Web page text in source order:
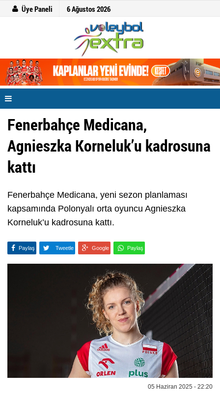
Üye Paneli 6 Ağustos 2026
Fenerbahçe Medicana,
Agnieszka Korneluk’u kadrosuna
kattı
Fenerbahçe Medicana, yeni sezon planlaması
kapsamında Polonyalı orta oyuncu Agnieszka
Korneluk’u kadrosuna kattı.
Paylaş Tweetle Google Paylaş
05 Haziran 2025 - 22:20